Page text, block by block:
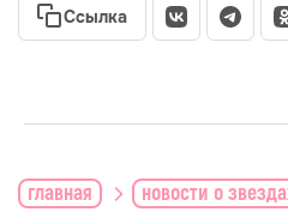
Ссылка
главная новости о